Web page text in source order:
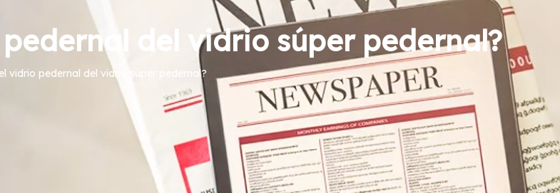
del vidrio súper pedernal?
vidrio pedernal del vidrio súper pedernal?